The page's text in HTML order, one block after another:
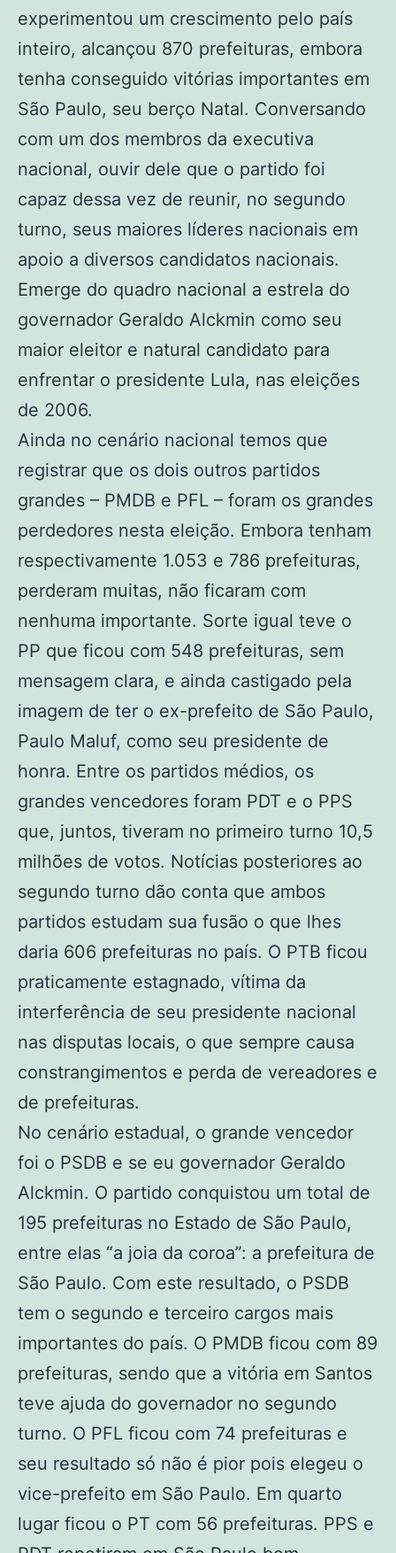
experimentou um crescimento pelo país
inteiro, alcançou 870 prefeituras, embora
tenha conseguido vitórias importantes em
São Paulo, seu berço Natal. Conversando
com um dos membros da executiva
nacional, ouvir dele que o partido foi
capaz dessa vez de reunir, no segundo
turno, seus maiores líderes nacionais em
apoio a diversos candidatos nacionais.
Emerge do quadro nacional a estrela do
governador Geraldo Alckmin como seu
maior eleitor e natural candidato para
enfrentar o presidente Lula, nas eleições
de 2006.
Ainda no cenário nacional temos que
registrar que os dois outros partidos
grandes – PMDB e PFL – foram os grandes
perdedores nesta eleição. Embora tenham
respectivamente 1.053 e 786 prefeituras,
perderam muitas, não ficaram com
nenhuma importante. Sorte igual teve o
PP que ficou com 548 prefeituras, sem
mensagem clara, e ainda castigado pela
imagem de ter o ex-prefeito de São Paulo,
Paulo Maluf, como seu presidente de
honra. Entre os partidos médios, os
grandes vencedores foram PDT e o PPS
que, juntos, tiveram no primeiro turno 10,5
milhões de votos. Notícias posteriores ao
segundo turno dão conta que ambos
partidos estudam sua fusão o que lhes
daria 606 prefeituras no país. O PTB ficou
praticamente estagnado, vítima da
interferência de seu presidente nacional
nas disputas locais, o que sempre causa
constrangimentos e perda de vereadores e
de prefeituras.
No cenário estadual, o grande vencedor
foi o PSDB e se eu governador Geraldo
Alckmin. O partido conquistou um total de
195 prefeituras no Estado de São Paulo,
entre elas “a joia da coroa”: a prefeitura de
São Paulo. Com este resultado, o PSDB
tem o segundo e terceiro cargos mais
importantes do país. O PMDB ficou com 89
prefeituras, sendo que a vitória em Santos
teve ajuda do governador no segundo
turno. O PFL ficou com 74 prefeituras e
seu resultado só não é pior pois elegeu o
vice-prefeito em São Paulo. Em quarto
lugar ficou o PT com 56 prefeituras. PPS e